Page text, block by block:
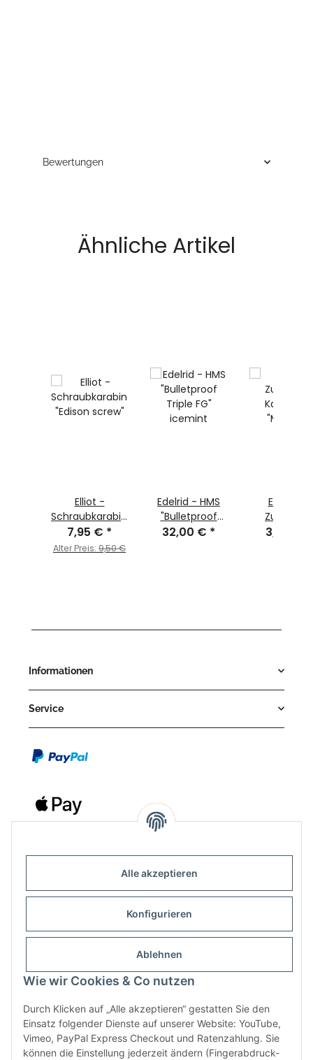
Alle akzeptieren
Konfigurieren
Ablehnen
Wie wir Cookies & Co nutzen
Durch Klicken auf „Alle akzeptieren“ gestatten Sie den
Einsatz folgender Dienste auf unserer Website: YouTube,
Vimeo, PayPal Express Checkout und Ratenzahlung. Sie
können die Einstellung jederzeit ändern (Fingerabdruck-
Bewertungen
Ähnliche Artikel
Elliot -
Schraubkarabiner
"Edison screw"
7,95 € *
Alter Preis: 9,50 €
Edelrid - HMS
"Bulletproof
Triple FG"
32,00 € *
Edelrid -
Zubehör-
Karabiner
3,25 €
Informationen
Service
Outdoor-Consulting GmbH
Kreuzäcker 13/1
D-88214 Ravensburg
+49 (751) 65285530
info@klettershop.de
www.klettershop.de